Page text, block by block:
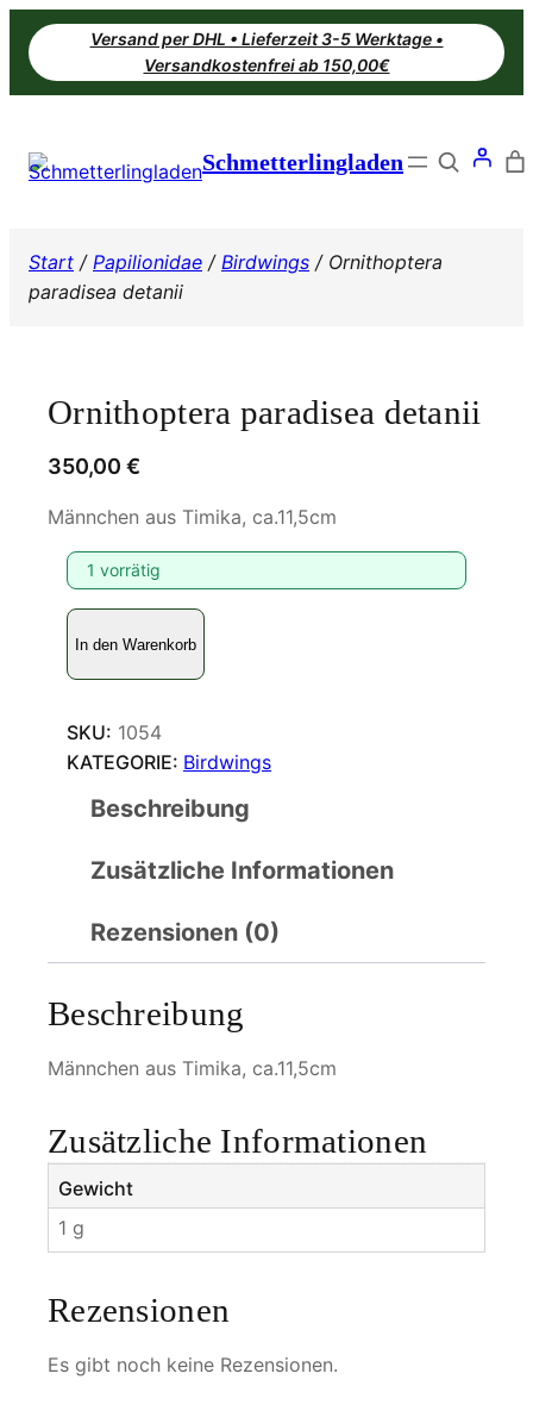
Zum
Inhalt
springen
Versand per DHL • Lieferzeit 3-5 Werktage •
Versandkostenfrei ab 150,00€
Schmetterlingladen Search
Start / Papilionidae / Birdwings / Ornithoptera
paradisea detanii
Ornithoptera paradisea detanii
350,00 €
Männchen aus Timika, ca.11,5cm
1 vorrätig
O
n
t
h
a
a
i
s
e
d
t
n
In den Warenkorb
SKU: 1054
KATEGORIE: Birdwings
Beschreibung
Zusätzliche Informationen
Rezensionen (0)
Beschreibung
Männchen aus Timika, ca.11,5cm
Zusätzliche Informationen
Gewicht
1 g
Rezensionen
Es gibt noch keine Rezensionen.